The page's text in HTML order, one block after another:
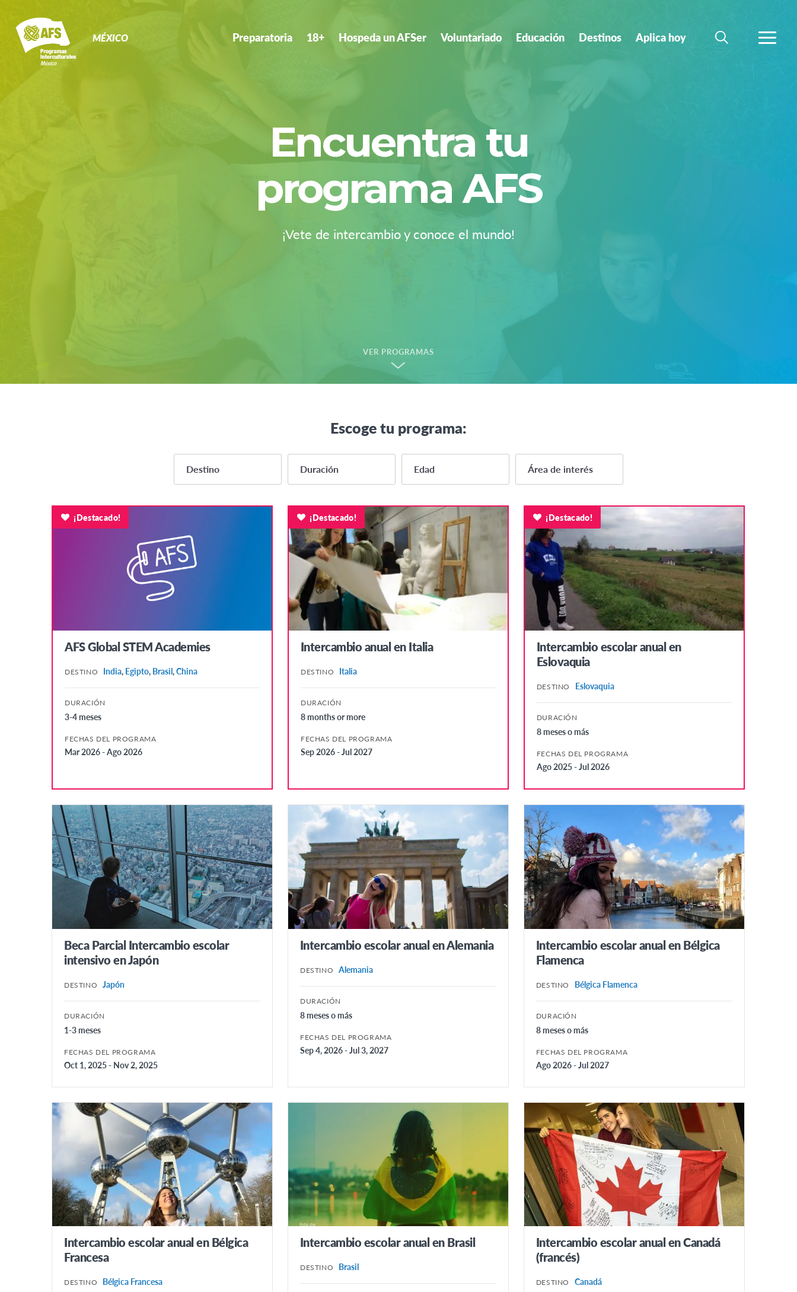
MÉXICO Preparatoria 18+ Hospeda un AFSer Voluntariado Educación Destinos Aplica hoy
BUSCAR MÁS
Encuentra tu
programa AFS
¡Vete de intercambio y conoce el mundo!
VER PROGRAMAS
Escoge tu programa:
Destino
Egipto
AMÉRICA LATINA
Hong Kong
India
Bélgica Francesa
Dinamarca
Eslovaquia
Finlandia
Francia
Holanda
Hungría
Noruega
NORTEAMÉRICA
Canadá
Estados Unidos
Duración
8 meses o más
4-8 meses
3-4 meses
1-3 meses
Edad
15
16
17
18
18+
Área de interés
Language Learning
Study Abroad
Preparatoria
Cursos de verano
AFS Global STEM Academies
DESTINO India, Egipto, Brasil,China
DURACIÓN
3-4 meses
FECHAS DEL PROGRAMA
Mar 2026 - Ago 2026
¡Destacado!
Intercambio anual en Italia
DESTINO Italia
DURACIÓN
8 months or more
FECHAS DEL PROGRAMA
Sep 2026 - Jul 2027
¡Destacado!
Intercambio escolar anual en
Eslovaquia
DESTINO Eslovaquia
DURACIÓN
8 meses o más
FECHAS DEL PROGRAMA
Ago 2025 - Jul 2026
¡Destacado!
Beca Parcial Intercambio escolar
intensivo en Japón
DESTINO Japón
DURACIÓN
1-3 meses
FECHAS DEL PROGRAMA
Oct 1, 2025 - Nov 2, 2025
Intercambio escolar anual en Alemania
DESTINO Alemania
DURACIÓN
8 meses o más
FECHAS DEL PROGRAMA
Sep 4, 2026 - Jul 3, 2027
Intercambio escolar anual en Bélgica
Flamenca
DESTINO Bélgica Flamenca
DURACIÓN
8 meses o más
FECHAS DEL PROGRAMA
Ago 2026 - Jul 2027
Intercambio escolar anual en Bélgica
Francesa
DESTINO Bélgica Francesa
Intercambio escolar anual en Brasil
DESTINO Brasil
Intercambio escolar anual en Canadá
(francés)
DESTINO Canadá